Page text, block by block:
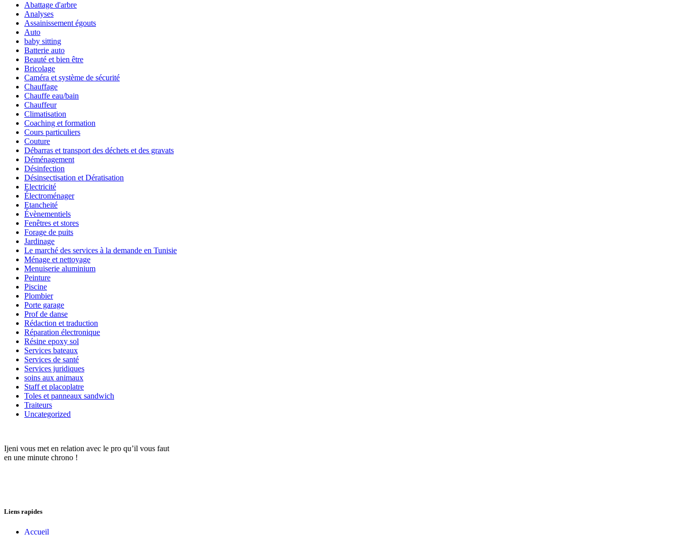
Abattage d'arbre
Analyses
Assainissement égouts
Auto
baby sitting
Batterie auto
Beauté et bien être
Bricolage
Caméra et système de sécurité
Chauffage
Chauffe eau/bain
Chauffeur
Climatisation
Coaching et formation
Cours particuliers
Couture
Débarras et transport des déchets et des gravats
Déménagement
Désinfection
Désinsectisation et Dératisation
Electricité
Électroménager
Etancheité
Évènementiels
Fenêtres et stores
Forage de puits
Jardinage
Le marché des services à la demande en Tunisie
Ménage et nettoyage
Menuiserie aluminium
Peinture
Piscine
Plombier
Porte garage
Prof de danse
Rédaction et traduction
Réparation électronique
Résine epoxy sol
Services bateaux
Services de santé
Services juridiques
soins aux animaux
Staff et placoplatre
Toles et panneaux sandwich
Traiteurs
Uncategorized
Ijeni vous met en relation avec le pro qu’il vous faut
en une minute chrono !
Liens rapides
Accueil